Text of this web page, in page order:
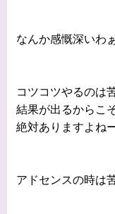
なんか感慨深いわ
コツコツやるのは
結果が出るからこ
絶対ありますよね
アドセンスの時は